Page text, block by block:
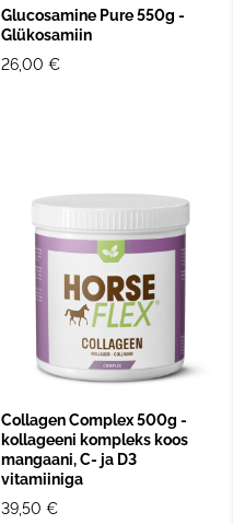
Glucosamine Pure 550g -
Glükosamiin
26,00 €
Collagen Complex 500g -
kollageeni kompleks koos
mangaani, C- ja D3
vitamiiniga
39,50 €